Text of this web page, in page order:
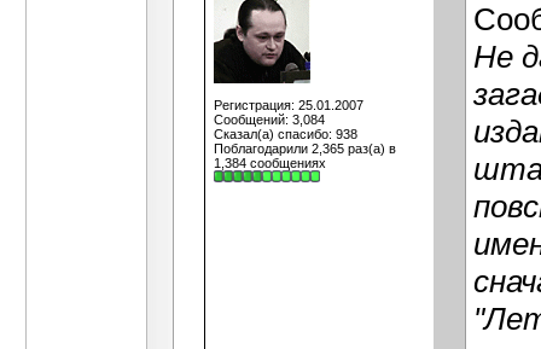
Регистрация: 25.01.2007
Сообщений: 3,084
Сказал(а) спасибо: 938
Поблагодарили 2,365 раз(а) в
1,384 сообщениях
Не